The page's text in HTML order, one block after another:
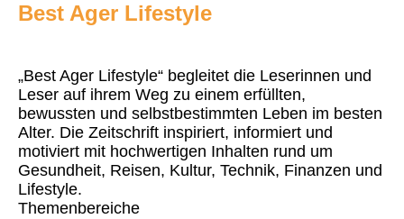
Best Ager Lifestyle
„Best Ager Lifestyle“ begleitet die Leserinnen und
Leser auf ihrem Weg zu einem erfüllten,
bewussten und selbstbestimmten Leben im besten
Alter. Die Zeitschrift inspiriert, informiert und
motiviert mit hochwertigen Inhalten rund um
Gesundheit, Reisen, Kultur, Technik, Finanzen und
Lifestyle.
Themenbereiche